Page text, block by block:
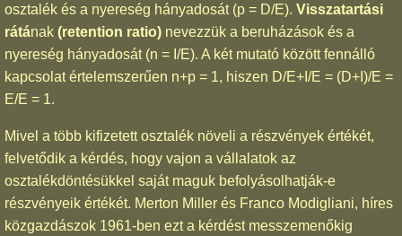
osztalék és a nyereség hányadosát (p = D/E). Visszatartási
rátának (retention ratio) nevezzük a beruházások és a
nyereség hányadosát (n = I/E). A két mutató között fennálló
kapcsolat értelemszerűen n+p = 1, hiszen D/E+I/E = (D+I)/E =
E/E = 1.
Mivel a több kifizetett osztalék növeli a részvények értékét,
felvetődik a kérdés, hogy vajon a vállalatok az
osztalékdöntésükkel saját maguk befolyásolhatják-e
részvényeik értékét. Merton Miller és Franco Modigliani, híres
közgazdászok 1961-ben ezt a kérdést messzemenőkig